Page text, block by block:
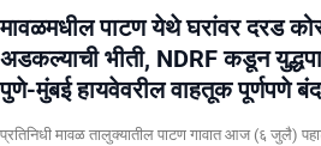
मावळमधील पाटण येथे घरांवर दरड
अडकल्याची भीती, NDRF कडून
पुणे-मुंबई हायवेवरील वाहतूक पूर्णपणे
​प्रतिनिधी मावळ तालुक्यातील पाटण गावात आज (६ जुलै)